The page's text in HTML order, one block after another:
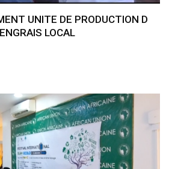
UNITE DE PRODUCTION D
ENGRAIS LOCAL